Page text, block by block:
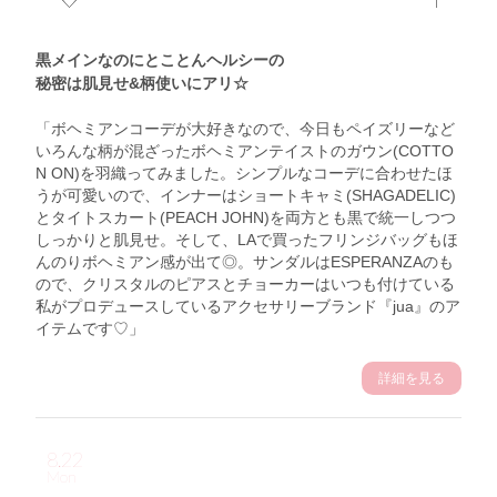
黒メインなのにとことんヘルシーの
秘密は肌見せ&柄使いにアリ☆
「ボヘミアンコーデが大好きなので、今日もペイズリーなど
いろんな柄が混ざったボヘミアンテイストのガウン(COTTO
N ON)を羽織ってみました。シンプルなコーデに合わせたほ
うが可愛いので、インナーはショートキャミ(SHAGADELIC)
とタイトスカート(PEACH JOHN)を両方とも黒で統一しつつ
しっかりと肌見せ。そして、LAで買ったフリンジバッグもほ
んのりボヘミアン感が出て◎。サンダルはESPERANZAのも
ので、クリスタルのピアスとチョーカーはいつも付けている
私がプロデュースしているアクセサリーブランド『jua』のア
イテムです♡」
詳細を見る
8.22